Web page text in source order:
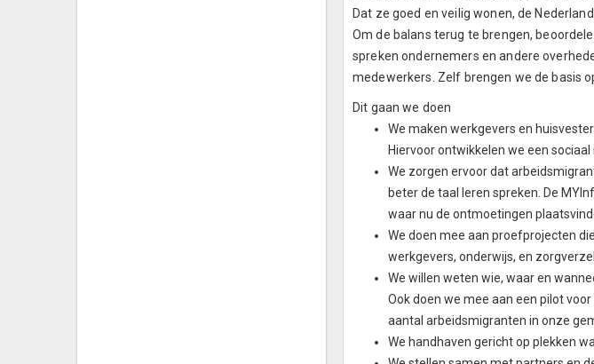
Dat ze goed en veilig wonen, de
Om de balans terug te brengen,
spreken ondernemers en andere
medewerkers. Zelf brengen we de basis
Dit gaan we doen
We maken werkgevers en
Hiervoor ontwikkelen we een sociaal
We zorgen ervoor dat
beter de taal leren spreken. De
waar nu de ontmoetingen
We doen mee aan proefprojecten
werkgevers, onderwijs, en
We willen weten wie, waar en
Ook doen we mee aan een pilot
aantal arbeidsmigranten in onze
We handhaven gericht op plekken